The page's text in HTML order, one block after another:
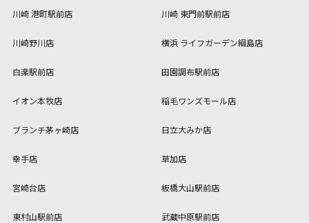
川崎 港町駅前店 川崎 東門前駅前店
川崎野川店 横浜 ライフガーデン綱島店
白楽駅前店 田園調布駅前店
イオン本牧店 稲毛ワンズモール店
ブランチ茅ヶ崎店 日立大みか店
幸手店 草加店
宮崎台店 板橋大山駅前店
東村山駅前店 武蔵中原駅前店